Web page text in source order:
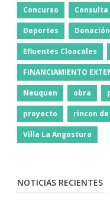
Concurso Consulta
Deportes Donación
Efluentes Cloacales
FINANCIAMIENTO
Neuquen obra
proyecto rincon
Villa La Angostura
NOTICIAS RECIENTES